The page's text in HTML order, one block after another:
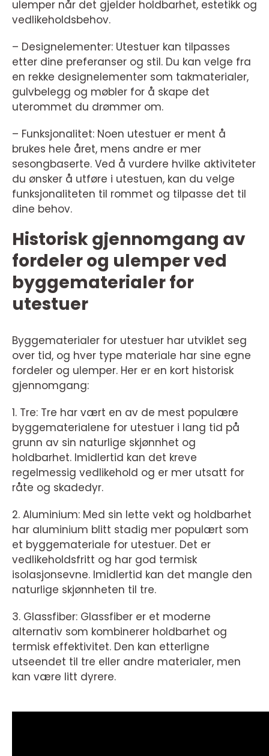
ulemper når det gjelder holdbarhet, estetikk og
vedlikeholdsbehov.
– Designelementer: Utestuer kan tilpasses
etter dine preferanser og stil. Du kan velge fra
en rekke designelementer som takmaterialer,
gulvbelegg og møbler for å skape det
uterommet du drømmer om.
– Funksjonalitet: Noen utestuer er ment å
brukes hele året, mens andre er mer
sesongbaserte. Ved å vurdere hvilke aktiviteter
du ønsker å utføre i utestuen, kan du velge
funksjonaliteten til rommet og tilpasse det til
dine behov.
Historisk gjennomgang av
fordeler og ulemper ved
byggematerialer for
utestuer
Byggematerialer for utestuer har utviklet seg
over tid, og hver type materiale har sine egne
fordeler og ulemper. Her er en kort historisk
gjennomgang:
1. Tre: Tre har vært en av de mest populære
byggematerialene for utestuer i lang tid på
grunn av sin naturlige skjønnhet og
holdbarhet. Imidlertid kan det kreve
regelmessig vedlikehold og er mer utsatt for
råte og skadedyr.
2. Aluminium: Med sin lette vekt og holdbarhet
har aluminium blitt stadig mer populært som
et byggemateriale for utestuer. Det er
vedlikeholdsfritt og har god termisk
isolasjonsevne. Imidlertid kan det mangle den
naturlige skjønnheten til tre.
3. Glassfiber: Glassfiber er et moderne
alternativ som kombinerer holdbarhet og
termisk effektivitet. Den kan etterligne
utseendet til tre eller andre materialer, men
kan være litt dyrere.